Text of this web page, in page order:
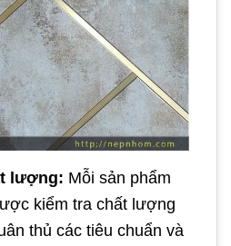
lượng: Mỗi sản phẩm
kiểm tra chất lượng
thủ các tiêu chuẩn và